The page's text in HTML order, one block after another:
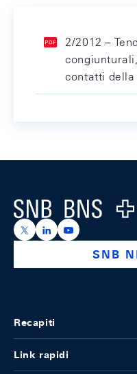
2/2012 –
contatti della
Logo
https://x.com/snb_bns
https://https://
SNB
Recapiti
Link rapidi